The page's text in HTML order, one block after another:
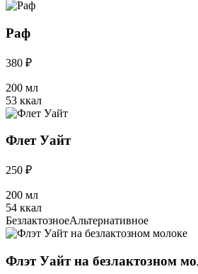
Раф
380 ₽
200 мл
53 ккал
Флет Уайт
250 ₽
200 мл
54 ккал
БезлактозноеАльтернативное
Флэт Уайт на безлактозном